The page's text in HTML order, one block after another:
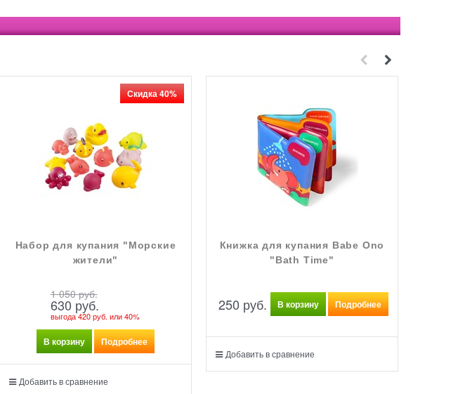
Набор для купания "Морские
жители"
Скидка 40%
1 050 руб.
630 руб.
выгода420 руб. или40%
В корзину Подробнее
Добавить в сравнение
Книжка для купания Babe Ono
"Bath Time"
250 руб. В корзину Подробнее
Добавить в сравнение